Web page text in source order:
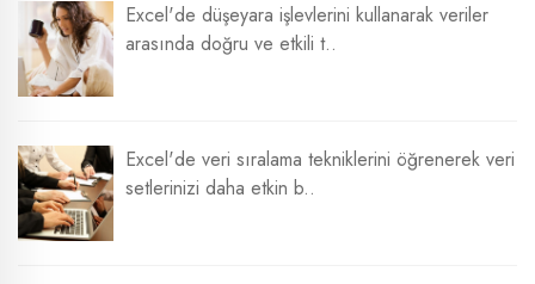
Excel'de düşeyara işlevlerini kullanarak veriler
arasında doğru ve etkili t..
Excel'de veri sıralama tekniklerini öğrenerek veri
setlerinizi daha etkin b..